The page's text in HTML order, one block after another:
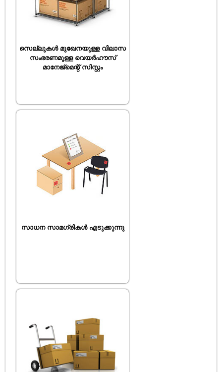
സെല്ലുകൾ മുഖേനയുള്ള വിലാസ
സംഭരണമുള്ള വെയർഹൗസ്
മാനേജ്മെന്റ് സിസ്റ്റം
സാധന സാമഗ്രികൾ എടുക്കുന്നു